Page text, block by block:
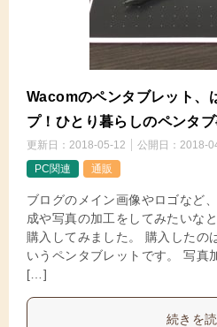
Wacomのペンタブレット、
プ！ひとり暮らしのペンタ
更新日： 2018-05-12 公開日： 2018-
PC関連
通販
ブログのメイン画像やロゴなど
成や写真の加工をしてみたいな
購入してみました。 購入したの
いうペンタブレットです。 写真
[…]
続きを